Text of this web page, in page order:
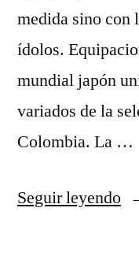
medida sino con
ídolos.
mundial japón
variados de la
Colombia. La …
Seguir leyendo